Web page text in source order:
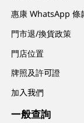
惠康 WhatsApp 條
門市退/換貨政策
門店位置
牌照及許可證
加入我們
一般查詢